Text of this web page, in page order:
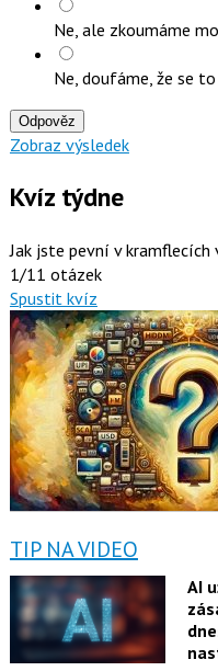
Ne, ale zkoumáme
Ne, doufáme, že se
Odpověz
Zobraz výsledek
Kvíz týdne
Jak jste pevní v kramflecích
1/11 otázek
Spustit kvíz
TIP NA VIDEO
AI